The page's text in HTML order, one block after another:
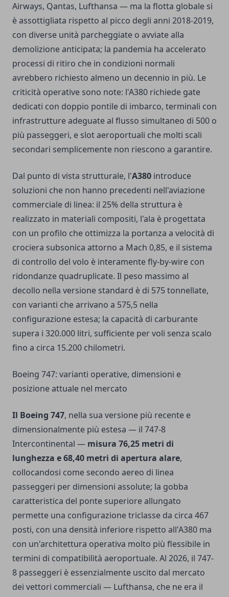
Airways, Qantas, Lufthansa — ma la flotta globale si
è assottigliata rispetto al picco degli anni 2018-2019,
con diverse unità parcheggiate o avviate alla
demolizione anticipata; la pandemia ha accelerato
processi di ritiro che in condizioni normali
avrebbero richiesto almeno un decennio in più. Le
criticità operative sono note: l'A380 richiede gate
dedicati con doppio pontile di imbarco, terminali con
infrastrutture adeguate al flusso simultaneo di 500 o
più passeggeri, e slot aeroportuali che molti scali
secondari semplicemente non riescono a garantire.
Dal punto di vista strutturale, l'A380 introduce
soluzioni che non hanno precedenti nell'aviazione
commerciale di linea: il 25% della struttura è
realizzato in materiali compositi, l'ala è progettata
con un profilo che ottimizza la portanza a velocità di
crociera subsonica attorno a Mach 0,85, e il sistema
di controllo del volo è interamente fly-by-wire con
ridondanze quadruplicate. Il peso massimo al
decollo nella versione standard è di 575 tonnellate,
con varianti che arrivano a 575,5 nella
configurazione estesa; la capacità di carburante
supera i 320.000 litri, sufficiente per voli senza scalo
fino a circa 15.200 chilometri.
Boeing 747: varianti operative, dimensioni e
posizione attuale nel mercato
Il Boeing 747, nella sua versione più recente e
dimensionalmente più estesa — il 747-8
Intercontinental — misura 76,25 metri di
lunghezza e 68,40 metri di apertura alare,
collocandosi come secondo aereo di linea
passeggeri per dimensioni assolute; la gobba
caratteristica del ponte superiore allungato
permette una configurazione triclasse da circa 467
posti, con una densità inferiore rispetto all'A380 ma
con un'architettura operativa molto più flessibile in
termini di compatibilità aeroportuale. Al 2026, il 747-
8 passeggeri è essenzialmente uscito dal mercato
dei vettori commerciali — Lufthansa, che ne era il